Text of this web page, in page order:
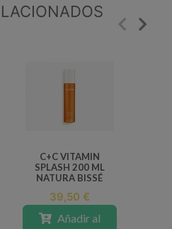
C+C VITAMIN
SPLASH 200 ML
NATURA BISSÉ
39,50 €
Añadir al